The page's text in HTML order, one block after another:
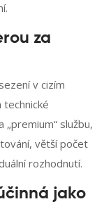
za
v cizím
„premium“ službu,
větší počet
rozhodnutí.
jako